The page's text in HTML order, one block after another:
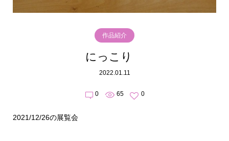
作品紹介
にっこり
2022.01.11
0 65 0
2021/12/26の展覧会